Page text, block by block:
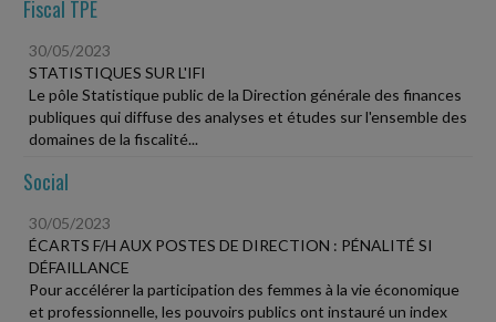
Fiscal TPE
30/05/2023
STATISTIQUES SUR L'IFI
Le pôle Statistique public de la Direction générale des finances
publiques qui diffuse des analyses et études sur l'ensemble des
domaines de la fiscalité...
Social
30/05/2023
ÉCARTS F/H AUX POSTES DE DIRECTION : PÉNALITÉ SI
DÉFAILLANCE
Pour accélérer la participation des femmes à la vie économique
et professionnelle, les pouvoirs publics ont instauré un index